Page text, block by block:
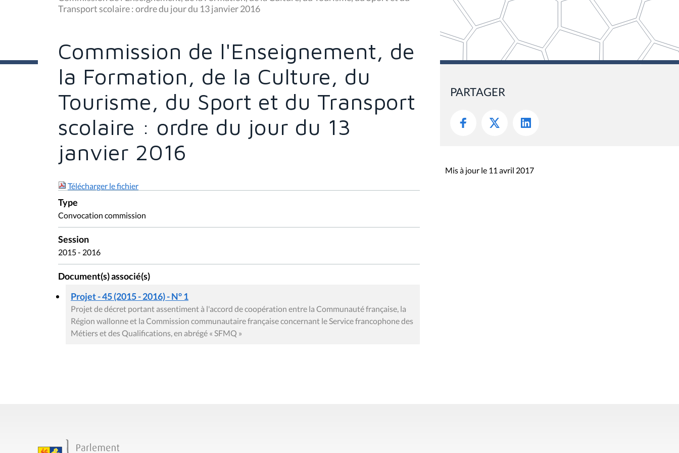
s
ê
c
:
Transport scolaire : ordre du jour du 13 janvier 2016
Commission de l'Enseignement, de
la Formation, de la Culture, du
Tourisme, du Sport et du Transport
scolaire : ordre du jour du 13
janvier 2016
Télécharger le fichier
Type
Convocation commission
Session
2015 - 2016
Document(s) associé(s)
Projet - 45 (2015 - 2016) - N° 1
Projet de décret portant assentiment à l'accord de coopération entre la Communauté française, la
Région wallonne et la Commission communautaire française concernant le Service francophone des
Métiers et des Qualifications, en abrégé « SFMQ »
PARTAGER
Mis à jour le 11 avril 2017